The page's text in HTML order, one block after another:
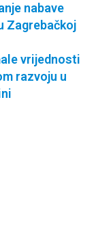
nabave
Zagrebačkoj
vrijednosti
razvoju u